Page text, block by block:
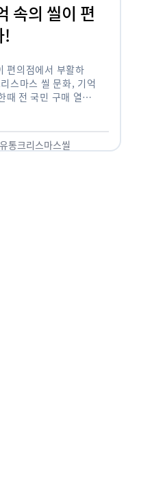
속의 씰이 편
!
편의점에서 부활하
스마스 씰 문화, 기억
때 전 국민 구매 열풍
유통크리스마스씰